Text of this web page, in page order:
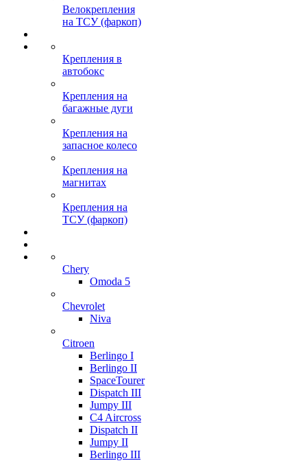
Велокрепления
на ТСУ (фаркоп)
Крепления в
автобокс
Крепления на
багажные дуги
Крепления на
запасное колесо
Крепления на
магнитах
Крепления на
ТСУ (фаркоп)
Chery
Omoda 5
Chevrolet
Niva
Citroen
Berlingo I
Berlingo II
SpaceTourer
Dispatch III
Jumpy III
C4 Aircross
Dispatch II
Jumpy II
Berlingo III